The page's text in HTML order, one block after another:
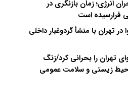
انرژی؛ زمان بازنگری در
فرارسیده است
تهران با منشأ گردوغبار داخلی
تهران را بحرانی کرد/زنگ
زیستی و سلامت عمومی